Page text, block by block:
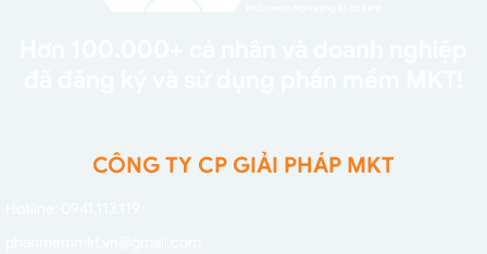
CÔNG TY CP GIẢI PHÁP MKT